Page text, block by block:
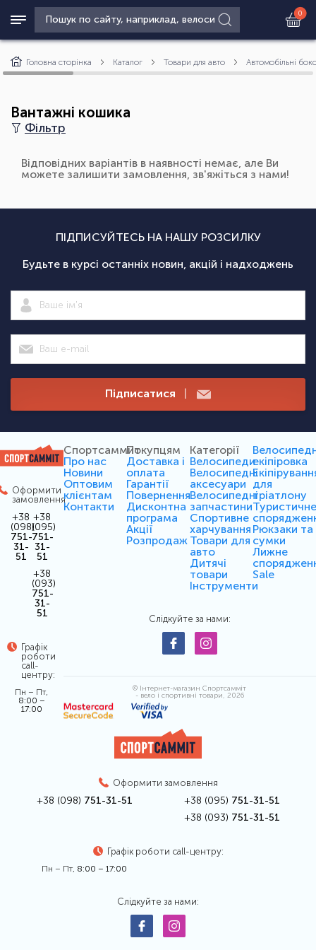
0
Головна сторінка Каталог Товари для авто Автомобільні
Вантажні кошика
Фільтр
Відповідних варіантів в наявності немає, але Ви
можете залишити замовлення, зв'яжіться з нами!
ПІДПИСУЙТЕСЬ НА НАШУ РОЗСИЛКУ
Будьте в курсі останніх новин, акцій і надходжень
Підписатися |
Оформити
замовлення
+38
(098)
751-
31-
51
+38
(095)
751-
31-
51
+38
(093)
751-
31-
51
Графік
роботи
call-
центру:
Пн – Пт,
8:00 –
17:00
Спортсаммит
Про нас
Новини
Оптовим
клієнтам
Контакти
Покупцям
Доставка і
оплата
Гарантії
Повернення
Дисконтна
програма
Акції
Розпродаж
Категорії
Велосипеди
Велосипедні
аксесуари
Велосипедні
запчастини
Спортивне
харчування
Товари для
авто
Дитячі
товари
Інструменти
екіпіровка
для
тріатлону
Рюкзаки та
сумки
Лижне
Sale
Слідкуйте за нами:
© Інтернет-магазин Спортсамміт
- вело і спортивні товари, 2026
Оформити замовлення
+38 (098) 751-31-51 +38 (095) 751-31-51
+38 (093) 751-31-51
Графік роботи call-центру:
Пн – Пт, 8:00 – 17:00
Слідкуйте за нами: